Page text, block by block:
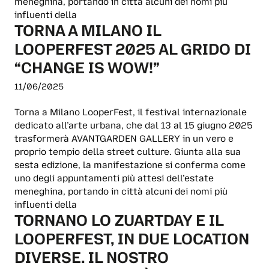
influenti della
TORNA A MILANO IL
LOOPERFEST 2025 AL GRIDO DI
“CHANGE IS WOW!”
11/06/2025
Torna a Milano LooperFest, il festival internazionale
dedicato all’arte urbana, che dal 13 al 15 giugno 2025
trasformerà AVANTGARDEN GALLERY in un vero e
proprio tempio della street culture. Giunta alla sua
sesta edizione, la manifestazione si conferma come
uno degli appuntamenti più attesi dell’estate
meneghina, portando in città alcuni dei nomi più
influenti della
TORNANO LO ZUARTDAY E IL
LOOPERFEST, IN DUE LOCATION
DIVERSE. IL NOSTRO